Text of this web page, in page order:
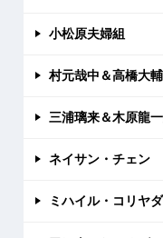
小松原夫婦組
村元哉中＆高橋大輔
三浦璃来＆木原龍一
ネイサン・チェン
ミハイル・コリヤダ